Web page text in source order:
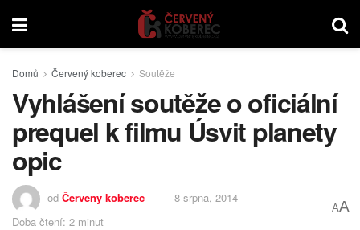
Domů Červený koberec Soutěže
Vyhlášení soutěže o oficiální
prequel k filmu Úsvit planety
opic
od Červeny koberec
8 srpna, 2014
Doba čtení: 2 minut
AA